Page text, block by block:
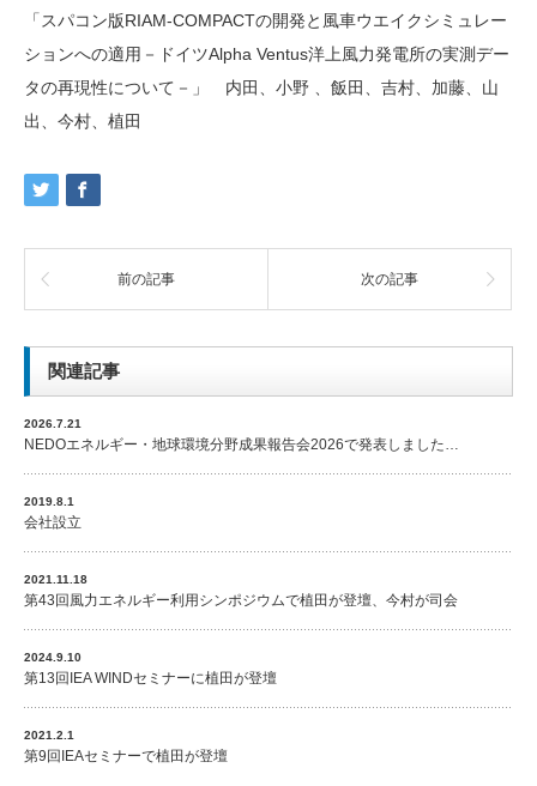
「スパコン版RIAM-COMPACTの開発と風車ウエイクシミュレー
ションへの適用－ドイツAlpha Ventus洋上風力発電所の実測デー
タの再現性について－」 内田、小野 、飯田、吉村、加藤、山
出、今村、植田
前の記事 次の記事
関連記事
2026.7.21
NEDOエネルギー・地球環境分野成果報告会2026で発表しました…
2019.8.1
会社設立
2021.11.18
第43回風力エネルギー利用シンポジウムで植田が登壇、今村が司会
2024.9.10
第13回IEA WINDセミナーに植田が登壇
2021.2.1
第9回IEAセミナーで植田が登壇